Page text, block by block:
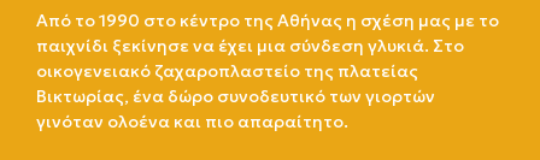
Από το 1990 στο κέντρο της Αθήνας η σχέση μας με το
παιχνίδι ξεκίνησε να έχει μια σύνδεση γλυκιά. Στο
οικογενειακό ζαχαροπλαστείο της πλατείας
Βικτωρίας, ένα δώρο συνοδευτικό των γιορτών
γινόταν ολοένα και πιο απαραίτητο.